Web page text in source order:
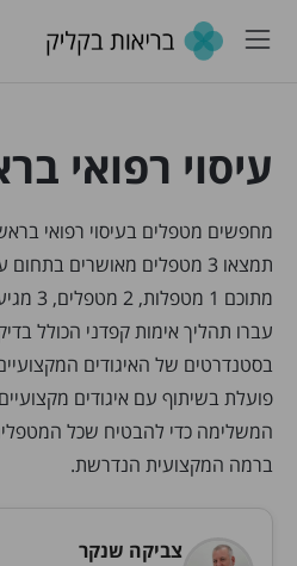
עיסוי רפואי
מחפשים מטפלים בעיסוי רפואי
תמצאו 3 מטפלים מאושרים
מתוכם
עברו תהליך אימות קפדני הכולל
בסטנדרטים של האיגודים
פועלת בשיתוף עם איגודים
המשלימה כדי להבטיח שכל
ברמה המקצועית הנדרשת.
צביקה שנקר